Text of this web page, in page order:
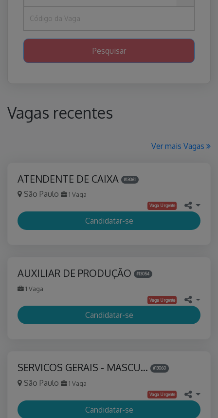
Pesquisar
Vagas recentes
Ver mais Vagas
ATENDENTE DE CAIXA #13061
São Paulo 1 Vaga
Vaga Urgente
Candidatar-se
AUXILIAR DE PRODUÇÃO #13054
1 Vaga
Vaga Urgente
Candidatar-se
SERVICOS GERAIS - MASCU… #13060
São Paulo 1 Vaga
Vaga Urgente
Candidatar-se